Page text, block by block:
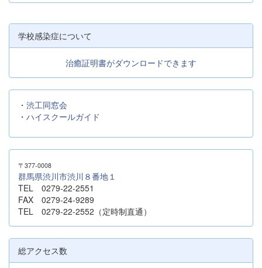
学校感染症について
治癒証明書がダウンロードできます
・ 渋工同窓会
・ ハイスクールガイド
〒377-0008
群馬県渋川市渋川８番地１
TEL 0279-22-2551
FAX 0279-24-9289
TEL 0279-22-2552（定時制直通）
総アクセス数